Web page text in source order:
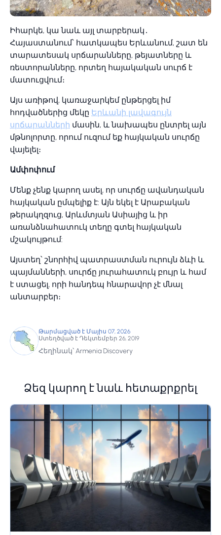
Իհարկե, կա նաև այլ տարբերակ․
Հայաստանում՝ հատկապես Երևանում, շատ են
տարատեսակ սրճարանները, թեյատները և
ռեստորանները, որտեղ հայակական սուրճ է
մատուցվում։
Այս առիթով, կառաջարկեմ ընթերցել իմ
հոդվածներից մեկը Երևանի լավագույն
սրճարանների մասին, և նախապես ընտրել այն
մթնոլորտը, որում ուզում եք հայկական սուրճը
վայելել։
Ամփոփում
Մենք չենք կարող ասել, որ սուրճը ավանդական
հայկական ըմպելիք է: Այն եկել է Արաբական
թերակղզուց, Արևմտյան Ասիայից և իր
առանձնահատուկ տեղը գտել հայկական
մշակույթում:
Այստեղ՝ շնորհիվ պատրաստման ուրույն ձևի և
պայմանների, սուրճը յուրահատուկ բույր և համ
է ստացել, որի հանդեպ հնարավոր չէ մնալ
անտարբեր։
Ստեղծված է Դեկտեմբեր 26, 2019
Թարմացված է Մայիս 07, 2026
Հեղինակ՝ Armenia Discovery
Ձեզ կարող է նաև հետաքրքրել